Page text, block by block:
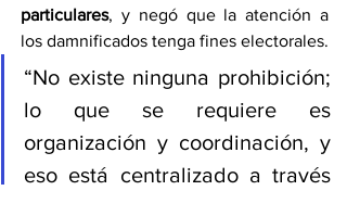
particulares, y negó que la atención a
los damnificados tenga fines electorales.
“No existe ninguna prohibición;
lo que se requiere es
organización y coordinación, y
eso está centralizado a través